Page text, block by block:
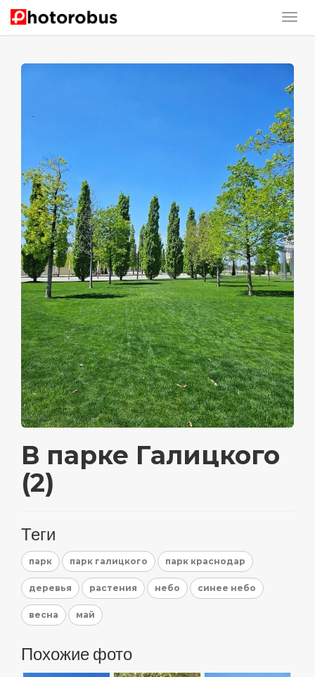
В парке Галицкого
(2)
Теги
парк парк галицкого парк краснодар
деревья растения небо синее небо
весна май
Похожие фото